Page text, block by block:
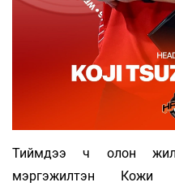
Тиймдээ ч олон
мэргэжилтэн Кожи